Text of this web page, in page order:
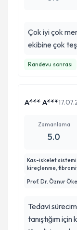
Çok iyi çok
ekibine çok
Randevu sonrası
A*** A***
Zamanlama
5.0
Kas-iskelet sistemi
kireçlenme,
Prof. Dr. Öznur
Tedavi
tanıştığım